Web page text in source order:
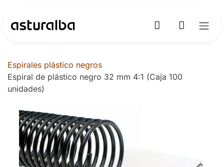
Espirales plástico negros
Espiral de plástico negro 32 mm 4:1 (Caja 100
unidades)